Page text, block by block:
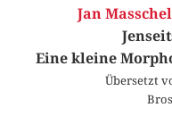
Jan
Eine kleine
Übersetzt